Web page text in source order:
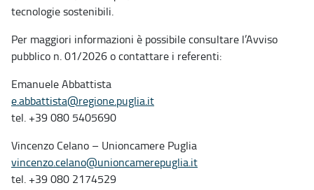
tecnologie sostenibili.
Per maggiori informazioni è possibile consultare l’Avviso
pubblico n. 01/2026 o contattare i referenti:
Emanuele Abbattista
e.abbattista@regione.puglia.it
tel. +39 080 5405690
Vincenzo Celano – Unioncamere Puglia
vincenzo.celano@unioncamerepuglia.it
tel. +39 080 2174529